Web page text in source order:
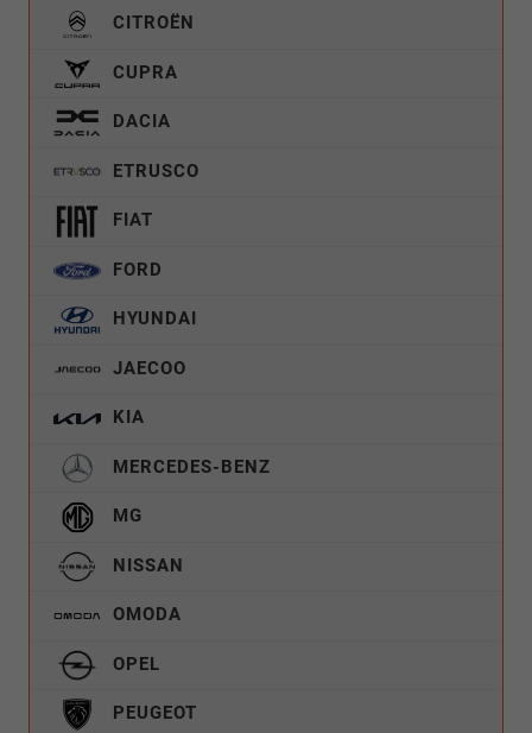
CITROËN
CUPRA
DACIA
ETRUSCO
FIAT
FORD
HYUNDAI
JAECOO
KIA
MERCEDES-BENZ
MG
NISSAN
OMODA
OPEL
PEUGEOT